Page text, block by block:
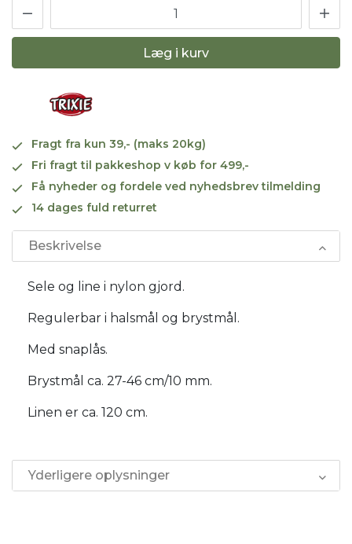
Læg i kurv
Fragt fra kun 39,- (maks 20kg)
Fri fragt til pakkeshop v køb for 499,-
Få nyheder og fordele ved nyhedsbrev tilmelding
14 dages fuld returret
Beskrivelse
Sele og line i nylon gjord.
Regulerbar i halsmål og brystmål.
Med snaplås.
Brystmål ca. 27-46 cm/10 mm.
Linen er ca. 120 cm.
Yderligere oplysninger